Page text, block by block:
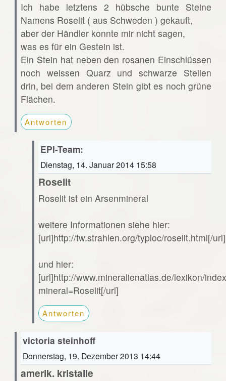
Ich habe letztens 2 hübsche bunte Steine
Namens Roselit ( aus Schweden ) gekauft,
aber der Händler konnte mir nicht sagen,
was es für ein Gestein ist.
Ein Stein hat neben den rosanen Einschlüssen
noch weissen Quarz und schwarze Stellen
drin, bei dem anderen Stein gibt es noch grüne
Flächen.
Antworten
EPI-Team:
Dienstag, 14. Januar 2014 15:58
Roselit
Roselit ist ein Arsenmineral
weitere Informationen siehe hier:
[url]http://tw.strahlen.org/typloc/roselit.html[/url]
und hier:
[url]http://www.mineralienatlas.de/lexikon/
mineral=Roselit[/url]
Antworten
victoria steinhoff
Donnerstag, 19. Dezember 2013 14:44
amerik. kristalle